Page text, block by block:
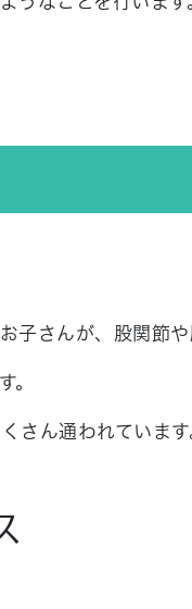
子さんが、股関節
。
さん通われています